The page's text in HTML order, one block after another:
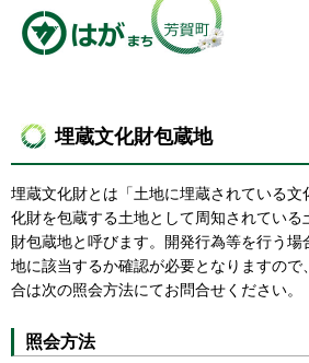
埋蔵文化財包蔵地
埋蔵文化財とは「土地に埋蔵されている文
化財を包蔵する土地として周知されてい
財包蔵地と呼びます。開発行為等を行う
地に該当するか確認が必要となりますの
合は次の照会方法にてお問合せください。
照会方法